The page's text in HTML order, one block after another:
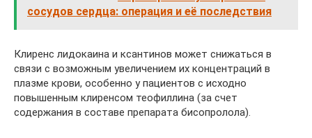
сосудов сердца: операция и её последствия
Клиренс лидокаина и ксантинов может снижаться в
связи с возможным увеличением их концентраций в
плазме крови, особенно у пациентов с исходно
повышенным клиренсом теофиллина (за счет
содержания в составе препарата бисопролола).